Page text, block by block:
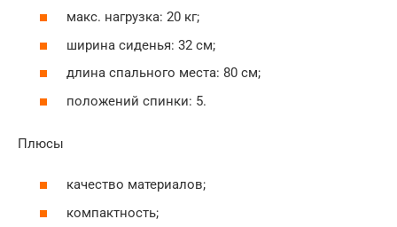
макс. нагрузка: 20 кг;
ширина сиденья: 32 см;
длина спального места: 80 см;
положений спинки: 5.
Плюсы
качество материалов;
компактность;